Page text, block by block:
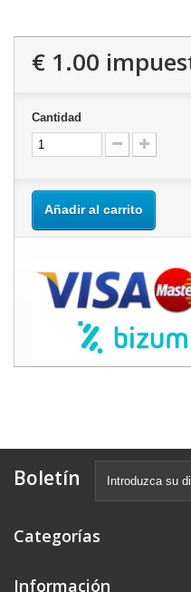
€ 1.00
Cantidad
Añadir al carrito
Boletín
Categorías
Información